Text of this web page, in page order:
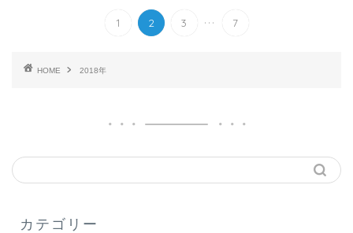
1 2 3 ... 7
HOME 2018年
カテゴリー